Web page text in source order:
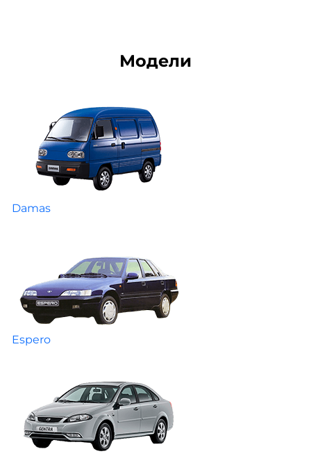
Модели
Damas
Espero